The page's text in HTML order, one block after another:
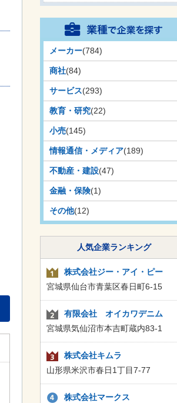
メーカー(784)
商社(84)
サービス(293)
教育・研究(22)
小売(145)
情報通信・メディア(189)
不動産・建設(47)
金融・保険(1)
その他(12)
人気企業ランキング
株式会社ジー・アイ・ピー
宮城県仙台市青葉区春日町6-15
有限会社 オイカワデニム
宮城県気仙沼市本吉町蔵内83-1
株式会社キムラ
山形県米沢市春日1丁目7-77
株式会社マークス